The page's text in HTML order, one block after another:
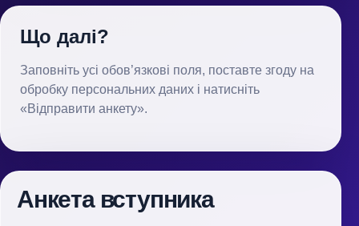
Що далі?
Заповніть усі обов’язкові поля, поставте згоду на
обробку персональних даних і натисніть
«Відправити анкету».
Анкета вступника